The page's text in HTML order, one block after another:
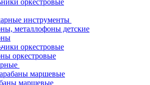
оркестровые
инструменты
металлофоны детские
оркестровые
оркестровые
маршевые
маршевые